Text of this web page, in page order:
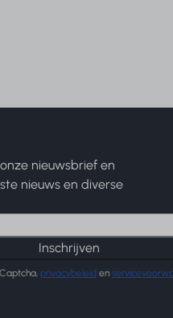
nieuwsbrief en
nieuws en diverse
Inschrijven
privacybeleid en